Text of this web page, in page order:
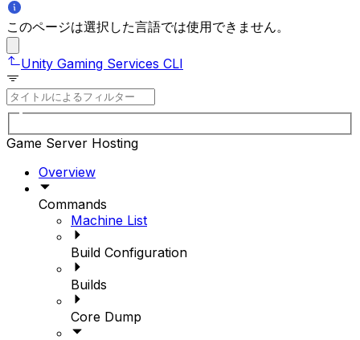
このページは選択した言語では使用できません。
Unity Gaming Services CLI
Game Server Hosting
Overview
Commands
Machine List
Build Configuration
Builds
Core Dump